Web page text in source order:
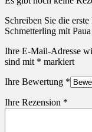
Schreiben Sie die
Schmetterling mit
Ihre E-Mail-Adresse
sind mit * markiert
Ihre Bewertung *
Ihre Rezension *